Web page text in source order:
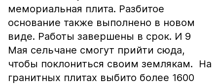
мемориальная плита. Разбитое
основание также выполнено в новом
виде. Работы завершены в срок. И 9
Мая сельчане смогут прийти сюда,
чтобы поклониться своим землякам. На
гранитных плитах выбито более 1600